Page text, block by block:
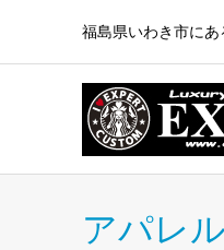
福島県いわき市に
アパレ